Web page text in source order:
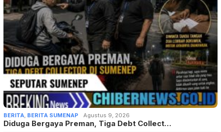
BERITA, BERITA SUMENAP Agustus 9, 2026
Diduga Bergaya Preman, Tiga Debt Collect…